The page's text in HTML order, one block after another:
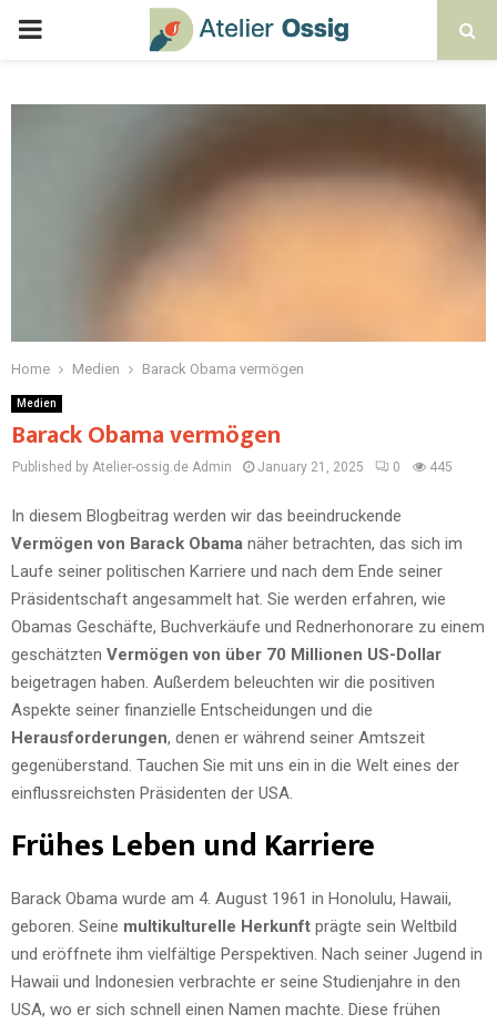
Home Medien Barack Obama vermögen
Medien
Barack Obama vermögen
Published by Atelier-ossig.de Admin January 21, 2025 0 445
In diesem Blogbeitrag werden wir das beeindruckende
Vermögen von Barack Obama näher betrachten, das sich im
Laufe seiner politischen Karriere und nach dem Ende seiner
Präsidentschaft angesammelt hat. Sie werden erfahren, wie
Obamas Geschäfte, Buchverkäufe und Rednerhonorare zu einem
geschätzten Vermögen von über 70 Millionen US-Dollar
beigetragen haben. Außerdem beleuchten wir die positiven
Aspekte seiner finanzielle Entscheidungen und die
Herausforderungen, denen er während seiner Amtszeit
gegenüberstand. Tauchen Sie mit uns ein in die Welt eines der
einflussreichsten Präsidenten der USA.
Frühes Leben und Karriere
Barack Obama wurde am 4. August 1961 in Honolulu, Hawaii,
geboren. Seine multikulturelle Herkunft prägte sein Weltbild
und eröffnete ihm vielfältige Perspektiven. Nach seiner Jugend in
Hawaii und Indonesien verbrachte er seine Studienjahre in den
USA, wo er sich schnell einen Namen machte. Diese frühen